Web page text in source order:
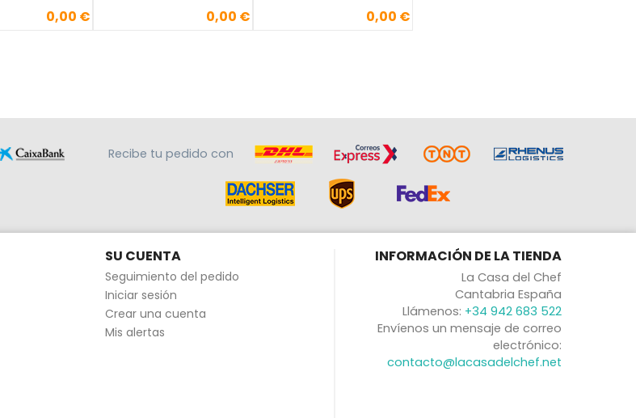
Precio0,00 € Precio0,00 € Precio0,00 €
Recibe tu pedido con
SU CUENTA
Seguimiento del pedido
Iniciar sesión
Crear una cuenta
Mis alertas
INFORMACIÓN DE LA TIENDA
La Casa del Chef
Cantabria España
Llámenos: +34 942 683 522
Envíenos un mensaje de correo
electrónico:
contacto@lacasadelchef.net